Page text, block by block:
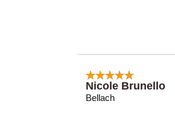
Nicole Brunello
Bellach